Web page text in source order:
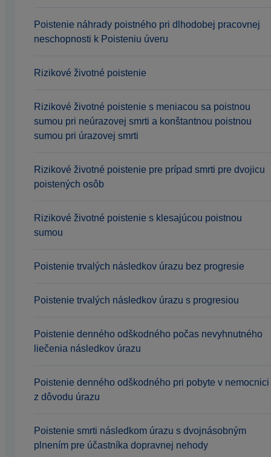
Poistenie náhrady poistného pri dlhodobej pracovnej
neschopnosti k Poisteniu úveru
Rizikové životné poistenie
Rizikové životné poistenie s meniacou sa poistnou
sumou pri neúrazovej smrti a konštantnou poistnou
sumou pri úrazovej smrti
Rizikové životné poistenie pre prípad smrti pre dvojicu
poistených osôb
Rizikové životné poistenie s klesajúcou poistnou
sumou
Poistenie trvalých následkov úrazu bez progresie
Poistenie trvalých následkov úrazu s progresiou
Poistenie denného odškodného počas nevyhnutného
liečenia následkov úrazu
Poistenie denného odškodného pri pobyte v nemocnici
z dôvodu úrazu
Poistenie smrti následkom úrazu s dvojnásobným
plnením pre účastníka dopravnej nehody